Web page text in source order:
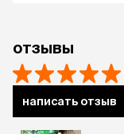
отзывы
написать отзыв